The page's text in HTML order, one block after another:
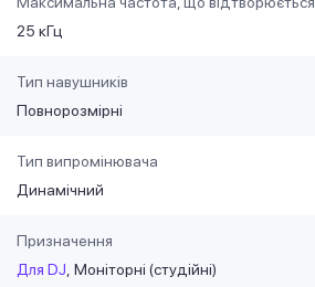
25 кГц
Тип навушників
Повнорозмірні
Тип випромінювача
Динамічний
Призначення
Для DJ Моніторні (студійні)